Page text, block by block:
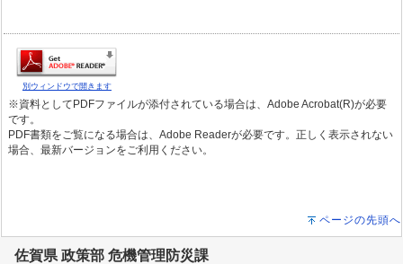
別ウィンドウで開きます
※資料としてPDFファイルが添付されている場合は、Adobe Acrobat(R)が必要
です。
PDF書類をご覧になる場合は、Adobe Readerが必要です。正しく表示されない
場合、最新バージョンをご利用ください。
ページの先頭へ
佐賀県 政策部 危機管理防災課